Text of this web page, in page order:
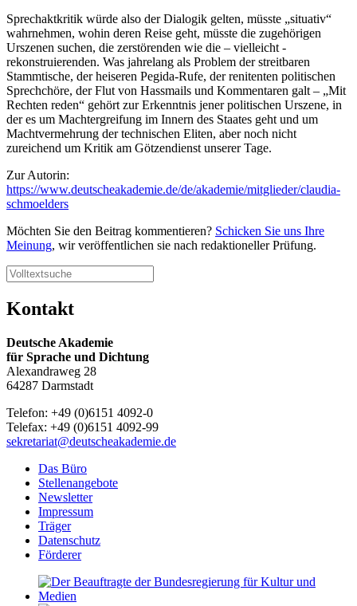
Sprechaktkritik würde also der Dialogik gelten, müsste „situativ“
wahrnehmen, wohin deren Reise geht, müsste die zugehörigen
Urszenen suchen, die zerstörenden wie die – vielleicht -
rekonstruierenden. Was jahrelang als Problem der streitbaren
Stammtische, der heiseren Pegida-Rufe, der renitenten politischen
Sprechchöre, der Flut von Hassmails und Kommentaren galt – „Mit
Rechten reden“ gehört zur Erkenntnis jener politischen Urszene, in
der es um Machtergreifung im Innern des Staates geht und um
Machtvermehrung der technischen Eliten, aber noch nicht
zureichend um Kritik am Götzendienst unserer Tage.
Zur Autorin:
https://www.deutscheakademie.de/de/akademie/mitglieder/claudia-
schmoelders
Möchten Sie den Beitrag kommentieren? Schicken Sie uns Ihre
Meinung, wir veröffentlichen sie nach redaktioneller Prüfung.
Kontakt
Deutsche Akademie
für Sprache und Dichtung
Alexandraweg 28
64287 Darmstadt
Telefon: +49 (0)6151 4092-0
Telefax: +49 (0)6151 4092-99
sekretariat@deutscheakademie.de
Das Büro
Stellenangebote
Newsletter
Impressum
Träger
Datenschutz
Förderer